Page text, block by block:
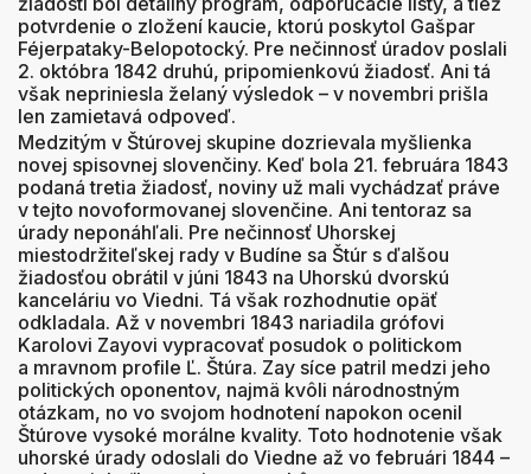
potvrdenie o zložení kaucie, ktorú poskytol Gašpar
Féjerpataky-Belopotocký. Pre nečinnosť úradov poslali
2. októbra 1842 druhú, pripomienkovú žiadosť. Ani tá
však nepriniesla želaný výsledok – v novembri prišla
len zamietavá odpoveď.
Medzitým v Štúrovej skupine dozrievala myšlienka
novej spisovnej slovenčiny. Keď bola 21. februára 1843
podaná tretia žiadosť, noviny už mali vychádzať práve
v tejto novoformovanej slovenčine. Ani tentoraz sa
úrady neponáhľali. Pre nečinnosť Uhorskej
miestodržiteľskej rady v Budíne sa Štúr s ďalšou
žiadosťou obrátil v júni 1843 na Uhorskú dvorskú
kanceláriu vo Viedni. Tá však rozhodnutie opäť
odkladala. Až v novembri 1843 nariadila grófovi
Karolovi Zayovi vypracovať posudok o politickom
a mravnom profile Ľ. Štúra. Zay síce patril medzi jeho
politických oponentov, najmä kvôli národnostným
otázkam, no vo svojom hodnotení napokon ocenil
Štúrove vysoké morálne kvality. Toto hodnotenie však
uhorské úrady odoslali do Viedne až vo februári 1844 –